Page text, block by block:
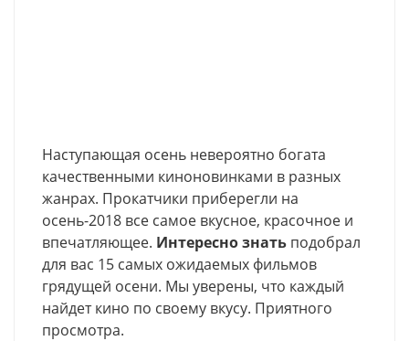
Наступающая осень невероятно богата
качественными киноновинками в разных
жанрах. Прокатчики приберегли на
осень-2018 все самое вкусное, красочное и
впечатляющее. Интересно знать подобрал
для вас 15 самых ожидаемых фильмов
грядущей осени. Мы уверены, что каждый
найдет кино по своему вкусу. Приятного
просмотра.